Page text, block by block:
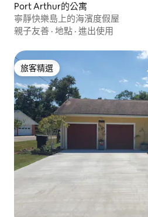
Port Arthur的公寓
寧靜快樂島上的海濱度假屋
親子友善 · 地點 · 進出使用
旅客精選
旅客精選